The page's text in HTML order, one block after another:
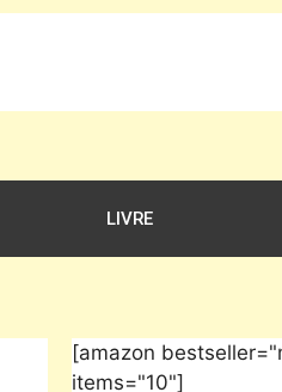
LIVRE
[amazon
items="10"]